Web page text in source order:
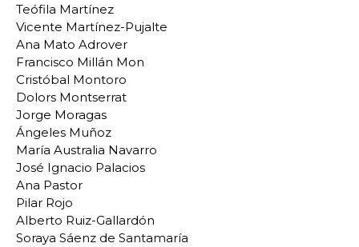
Teófila Martínez
Vicente Martínez-Pujalte
Ana Mato Adrover
Francisco Millán Mon
Cristóbal Montoro
Dolors Montserrat
Jorge Moragas
Ángeles Muñoz
María Australia Navarro
José Ignacio Palacios
Ana Pastor
Pilar Rojo
Alberto Ruiz-Gallardón
Soraya Sáenz de Santamaría